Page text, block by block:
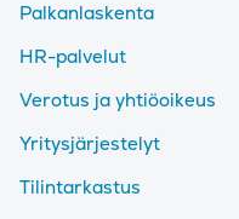
Palkanlaskenta
HR-palvelut
Verotus ja yhtiöoikeus
Yritysjärjestelyt
Tilintarkastus